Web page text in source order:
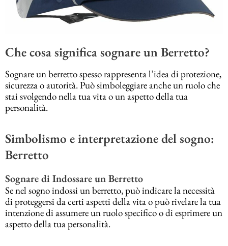
Che cosa significa sognare un Berretto?
Sognare un berretto spesso rappresenta l’idea di protezione,
sicurezza o autorità. Può simboleggiare anche un ruolo che
stai svolgendo nella tua vita o un aspetto della tua
personalità.
Simbolismo e interpretazione del sogno:
Berretto
Sognare di Indossare un Berretto
Se nel sogno indossi un berretto, può indicare la necessità
di proteggersi da certi aspetti della vita o può rivelare la tua
intenzione di assumere un ruolo specifico o di esprimere un
aspetto della tua personalità.